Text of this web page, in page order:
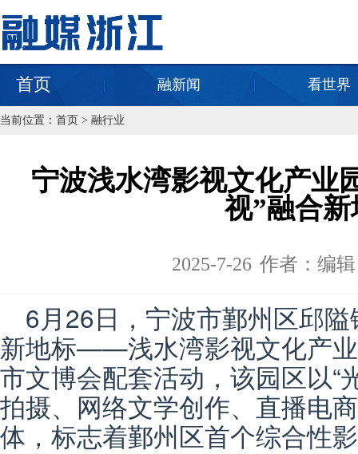
首页 融新闻 看世界
当前位置： 首页 > 融行业
宁波浅水湾影视文化产业
视”融合新
2025-7-26 作者：编辑
6月26日，宁波市鄞州区邱
新地标——浅水湾影视文化产
市文博会配套活动，该园区以“
拍摄、网络文学创作、直播电
体，标志着鄞州区首个综合性